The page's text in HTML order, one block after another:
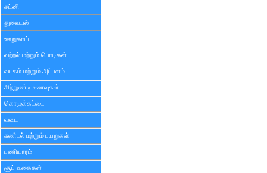
சட்னி
துவையல்
ஊறுகாய்
வற்றல் மற்றும் பொடிகள்
வடகம் மற்றும் அப்பளம்
சிற்றுண்டி உணவுகள்
கொழுக்கட்டை
வடை
சுண்டல் மற்றும் பயறுகள்
பணியாரம்
சூப் வகைகள்